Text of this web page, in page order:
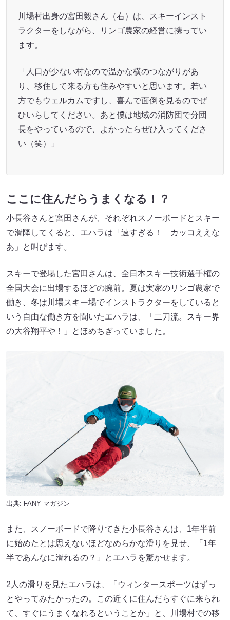
川場村出身の宮田毅さん（右）は、スキーインスト
ラクターをしながら、リンゴ農家の経営に携ってい
ます。
「人口が少ない村なので温かな横のつながりがあ
り、移住して来る方も住みやすいと思います。若い
方でもウェルカムですし、喜んで面倒を見るのでぜ
ひいらしてください。あと僕は地域の消防団で分団
長をやっているので、よかったらぜひ入ってくださ
い（笑）」
ここに住んだらうまくなる！？
小長谷さんと宮田さんが、それぞれスノーボードとスキー
で滑降してくると、エハラは「速すぎる！ カッコええな
あ」と叫びます。
スキーで登場した宮田さんは、全日本スキー技術選手権の
全国大会に出場するほどの腕前。夏は実家のリンゴ農家で
働き、冬は川場スキー場でインストラクターをしていると
いう自由な働き方を聞いたエハラは、「二刀流。スキー界
の大谷翔平や！」とほめちぎっていました。
出典: FANY マガジン
また、スノーボードで降りてきた小長谷さんは、1年半前
に始めたとは思えないほどなめらかな滑りを見せ、「1年
半であんなに滑れるの？」とエハラを驚かせます。
2人の滑りを見たエハラは、「ウィンタースポーツはずっ
とやってみたかったの。この近くに住んだらすぐに来られ
て、すぐにうまくなれるということか」と、川場村での移